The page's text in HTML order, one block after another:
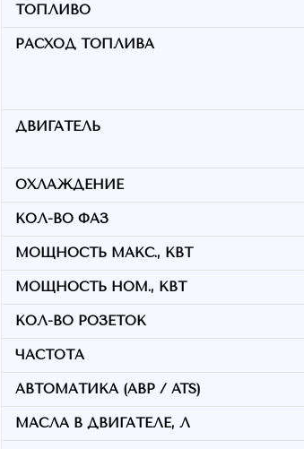
ТОПЛИВО
РАСХОД ТОПЛИВА
ДВИГАТЕЛЬ
ОХЛАЖДЕНИЕ
КОЛ-ВО ФАЗ
МОЩНОСТЬ МАКС., КВТ
МОЩНОСТЬ НОМ., КВТ
КОЛ-ВО РОЗЕТОК
ЧАСТОТА
АВТОМАТИКА (АВР / ATS)
МАСЛА В ДВИГАТЕЛЕ, Л